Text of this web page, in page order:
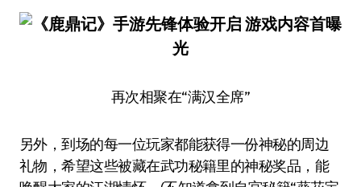
再次相聚在“满汉全席”
另外，到场的每一位玩家都能获得一份神秘的周边
礼物，希望这些被藏在武功秘籍里的神秘奖品，能